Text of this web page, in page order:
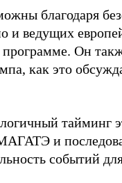
благодаря
и ведущих
Он
как это
тайминг
и
событий